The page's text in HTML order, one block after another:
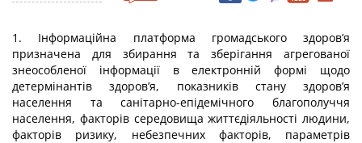
1. Інформаційна платформа громадського здоров’я
призначена для збирання та зберігання агрегованої
знеособленої інформації в електронній формі щодо
детермінантів здоров’я, показників стану здоров’я
населення та санітарно-епідемічного благополуччя
населення, факторів середовища життєдіяльності людини,
факторів ризику, небезпечних факторів, параметрів